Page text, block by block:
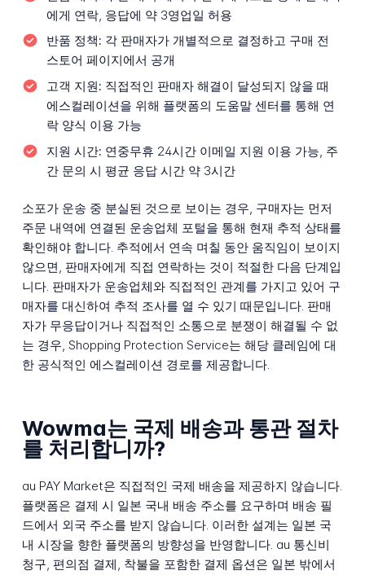
에게 연락, 응답에 약 3영업일 허용
반품 정책: 각 판매자가 개별적으로 결정하고 구매 전
스토어 페이지에서 공개
고객 지원: 직접적인 판매자 해결이 달성되지 않을 때
에스컬레이션을 위해 플랫폼의 도움말 센터를 통해 연
락 양식 이용 가능
지원 시간: 연중무휴 24시간 이메일 지원 이용 가능, 주
간 문의 시 평균 응답 시간 약 3시간
소포가 운송 중 분실된 것으로 보이는 경우, 구매자는 먼저
주문 내역에 연결된 운송업체 포털을 통해 현재 추적 상태를
확인해야 합니다. 추적에서 연속 며칠 동안 움직임이 보이지
않으면, 판매자에게 직접 연락하는 것이 적절한 다음 단계입
니다. 판매자가 운송업체와 직접적인 관계를 가지고 있어 구
매자를 대신하여 추적 조사를 열 수 있기 때문입니다. 판매
자가 무응답이거나 직접적인 소통으로 분쟁이 해결될 수 없
는 경우, Shopping Protection Service는 해당 클레임에 대
한 공식적인 에스컬레이션 경로를 제공합니다.
Wowma는 국제 배송과 통관 절차
를 처리합니까?
au PAY Market은 직접적인 국제 배송을 제공하지 않습니다.
플랫폼은 결제 시 일본 국내 배송 주소를 요구하며 배송 필
드에서 외국 주소를 받지 않습니다. 이러한 설계는 일본 국
내 시장을 향한 플랫폼의 방향성을 반영합니다. au 통신비
청구, 편의점 결제, 착불을 포함한 결제 옵션은 일본 밖에서